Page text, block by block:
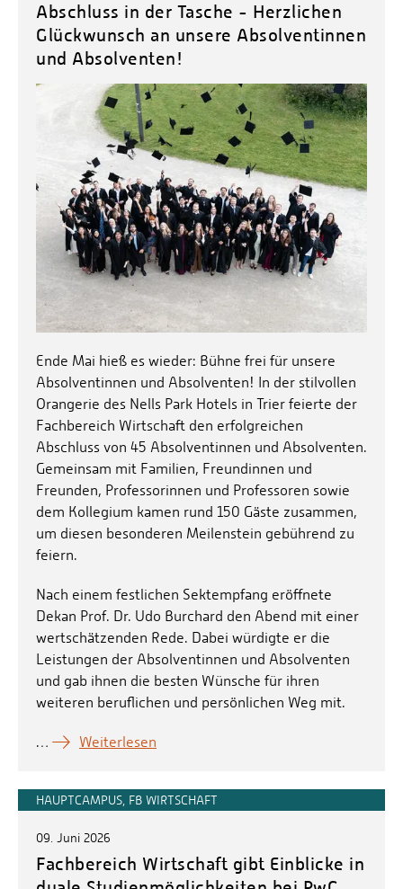
Abschluss in der Tasche - Herzlichen
Glückwunsch an unsere Absolventinnen
und Absolventen!
Ende Mai hieß es wieder: Bühne frei für unsere
Absolventinnen und Absolventen! In der stilvollen
Orangerie des Nells Park Hotels in Trier feierte der
Fachbereich Wirtschaft den erfolgreichen
Abschluss von 45 Absolventinnen und Absolventen.
Gemeinsam mit Familien, Freundinnen und
Freunden, Professorinnen und Professoren sowie
dem Kollegium kamen rund 150 Gäste zusammen,
um diesen besonderen Meilenstein gebührend zu
feiern.
Nach einem festlichen Sektempfang eröffnete
Dekan Prof. Dr. Udo Burchard den Abend mit einer
wertschätzenden Rede. Dabei würdigte er die
Leistungen der Absolventinnen und Absolventen
und gab ihnen die besten Wünsche für ihren
weiteren beruflichen und persönlichen Weg mit.
… Weiterlesen
HAUPTCAMPUS, FB WIRTSCHAFT
09. Juni 2026
Fachbereich Wirtschaft gibt Einblicke in